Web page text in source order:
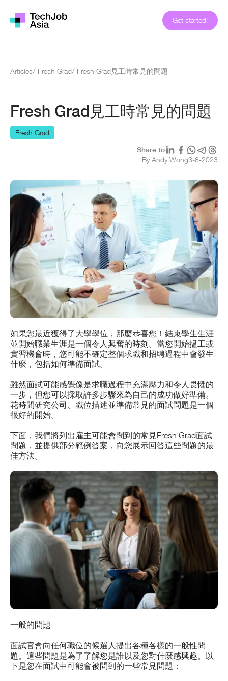
Get started!
Articles/ Fresh Grad/ Fresh Grad見工時常見的問題
Fresh Grad見工時常見的問題
Fresh Grad
Share to
By Andy Wong3-8-2023
如果您最近獲得了大學學位，那麼恭喜您！結束學生生涯
並開始職業生涯是一個令人興奮的時刻。當您開始揾工或
實習機會時，您可能不確定整個求職和招聘過程中會發生
什麼，包括如何準備面試。
雖然面試可能感覺像是求職過程中充滿壓力和令人畏懼的
一步，但您可以採取許多步驟來為自己的成功做好準備。
花時間研究公司、職位描述並準備常見的面試問題是一個
很好的開始。
下面，我們將列出雇主可能會問到的常見Fresh Grad面試
問題，並提供部分範例答案，向您展示回答這些問題的最
佳方法。
一般的問題
面試官會向任何職位的候選人提出各種各樣的一般性問
題。這些問題是為了了解您是誰以及您對什麼感興趣。以
下是您在面試中可能會被問到的一些常見問題：